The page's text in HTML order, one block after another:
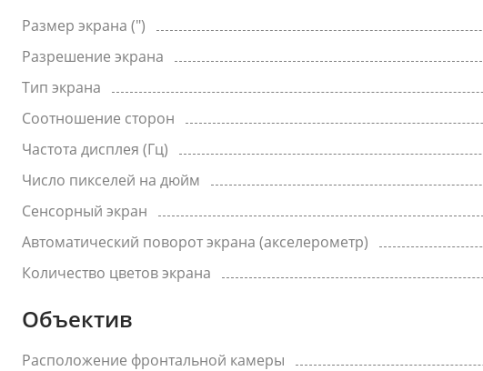
Размер экрана (")
Разрешение экрана
Тип экрана
Соотношение сторон
Частота дисплея (Гц)
Число пикселей на дюйм
Сенсорный экран
Автоматический поворот экрана (акселерометр)
Количество цветов экрана
Объектив
Расположение фронтальной камеры